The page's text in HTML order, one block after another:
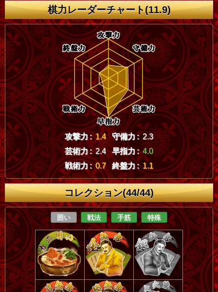
棋力レーダーチャート(11.9)
攻撃力 : 1.4 守備力 : 2.3
芸術力 : 2.4 早指力 : 4.0
戦術力 : 0.7 終盤力 : 1.1
コレクション(44/44)
囲い 戦法 手筋 特殊